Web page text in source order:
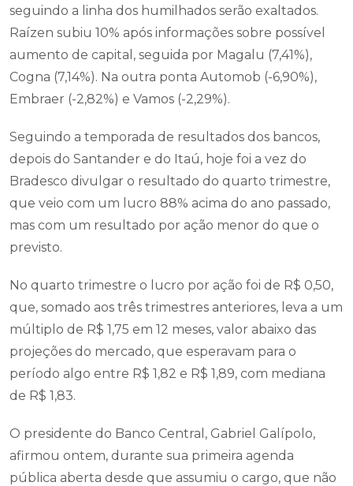
seguindo a linha dos humilhados serão exaltados.
Raízen subiu 10% após informações sobre possível
aumento de capital, seguida por Magalu (7,41%),
Cogna (7,14%). Na outra ponta Automob (-6,90%),
Embraer (-2,82%) e Vamos (-2,29%).
Seguindo a temporada de resultados dos bancos,
depois do Santander e do Itaú, hoje foi a vez do
Bradesco divulgar o resultado do quarto trimestre,
que veio com um lucro 88% acima do ano passado,
mas com um resultado por ação menor do que o
previsto.
No quarto trimestre o lucro por ação foi de R$ 0,50,
que, somado aos três trimestres anteriores, leva a um
múltiplo de R$ 1,75 em 12 meses, valor abaixo das
projeções do mercado, que esperavam para o
período algo entre R$ 1,82 e R$ 1,89, com mediana
de R$ 1,83.
O presidente do Banco Central, Gabriel Galípolo,
afirmou ontem, durante sua primeira agenda
pública aberta desde que assumiu o cargo, que não